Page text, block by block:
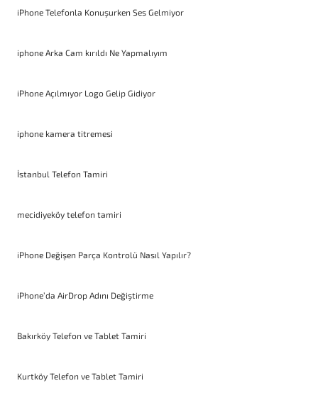
iPhone Telefonla Konuşurken Ses Gelmiyor
iphone Arka Cam kırıldı Ne Yapmalıyım
iPhone Açılmıyor Logo Gelip Gidiyor
iphone kamera titremesi
İstanbul Telefon Tamiri
mecidiyeköy telefon tamiri
iPhone Değişen Parça Kontrolü Nasıl Yapılır?
iPhone’da AirDrop Adını Değiştirme
Bakırköy Telefon ve Tablet Tamiri
Kurtköy Telefon ve Tablet Tamiri